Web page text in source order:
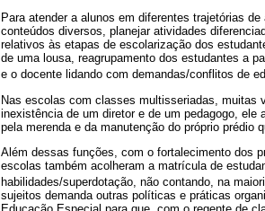
Para atender a alunos em diferentes trajetórias
conteúdos diversos, planejar atividades
relativos às etapas de escolarização dos
de uma lousa, reagrupamento dos estudantes a
e o docente lidando com demandas/conflitos de
Nas escolas com classes multisseriadas, muitas
inexistência de um diretor e de um pedagogo,
pela merenda e da manutenção do próprio prédio
Além dessas funções, com o fortalecimento dos
escolas também acolheram a matrícula de
habilidades/superdotação, não contando, na
sujeitos demanda outras políticas e práticas